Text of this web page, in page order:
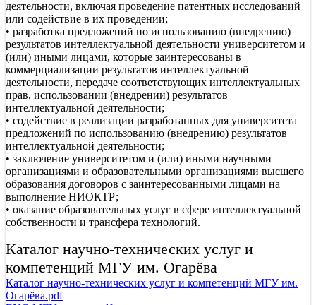
деятельности, включая проведение патентных исследований
или содействие в их проведении;
• разработка предложений по использованию (внедрению)
результатов интеллектуальной деятельности университетом и
(или) иными лицами, которые заинтересованы в
коммерциализации результатов интеллектуальной
деятельности, передаче соответствующих интеллектуальных
прав, использовании (внедрении) результатов
интеллектуальной деятельности;
• содействие в реализации разработанных для университета
предложений по использованию (внедрению) результатов
интеллектуальной деятельности;
• заключение университетом и (или) иными научными
организациями и образовательными организациями высшего
образования договоров с заинтересованными лицами на
выполнение НИОКТР;
• оказание образовательных услуг в сфере интеллектуальной
собственности и трансфера технологий.
Каталог научно-технических услуг и
компетенций МГУ им. Огарёва
Каталог научно-технических услуг и компетенций МГУ им.
Огарёва.pdf